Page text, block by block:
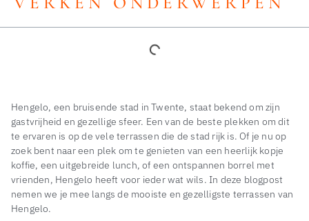
Hengelo, een bruisende stad in Twente, staat bekend om zijn
gastvrijheid en gezellige sfeer. Een van de beste plekken om dit
te ervaren is op de vele terrassen die de stad rijk is. Of je nu op
zoek bent naar een plek om te genieten van een heerlijk kopje
koffie, een uitgebreide lunch, of een ontspannen borrel met
vrienden, Hengelo heeft voor ieder wat wils. In deze blogpost
nemen we je mee langs de mooiste en gezelligste terrassen van
Hengelo.